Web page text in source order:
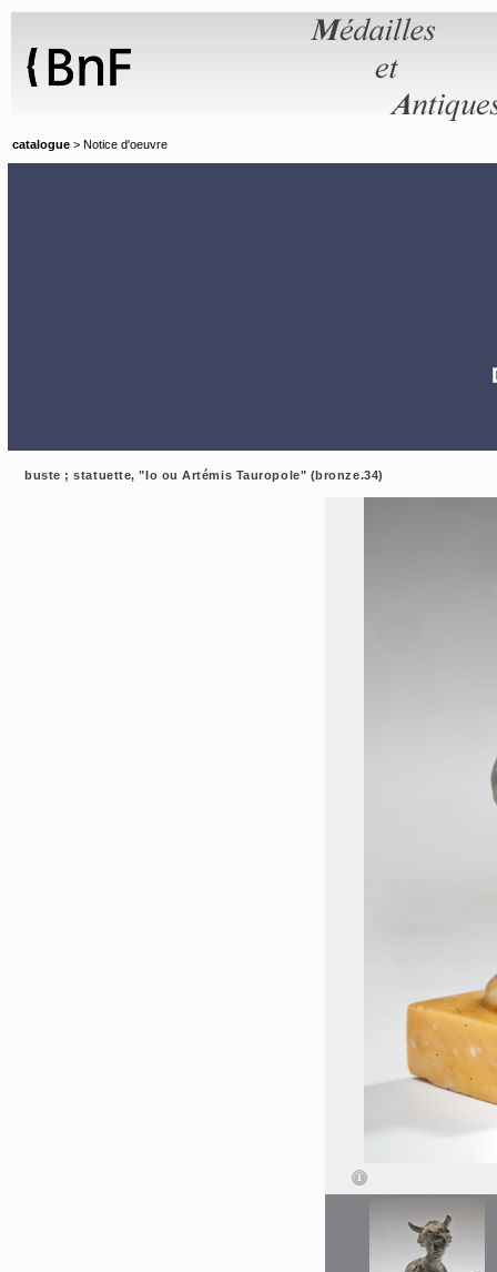
catalogue > Notice d'oeuvre
buste ; statuette, "Io ou Artémis Tauropole" (bronze.34)